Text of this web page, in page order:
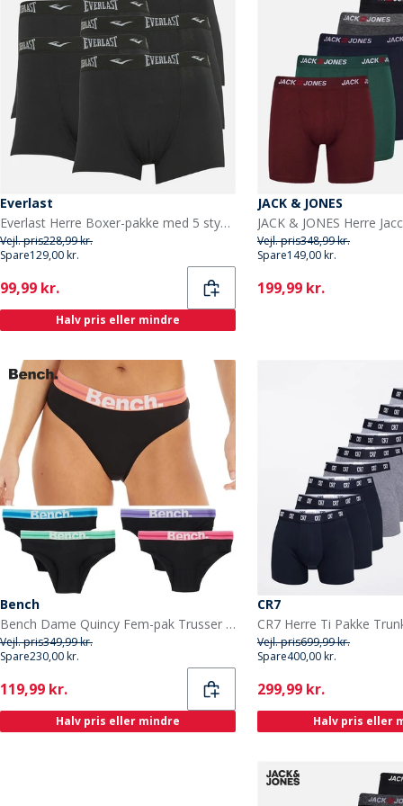
Everlast
Everlast Herre Boxer-pakke med 5 stykker Sort/Sort
Vejl. pris228,99 kr.
Spare129,00 kr.
Current
99,99 kr.
Halv pris eller mindre
JACK & JONES
Vejl. pris348,99 kr.
Spare149,00 kr.
Current
199,99 kr.
Bench
Bench Dame Quincy Fem-pak Trusser Multi
Vejl. pris349,99 kr.
Spare230,00 kr.
Current
119,99 kr.
Halv pris eller mindre
CR7
CR7 Herre Ti Pakke
Vejl. pris699,99 kr.
Spare400,00 kr.
Current
299,99 kr.
Halv pris eller